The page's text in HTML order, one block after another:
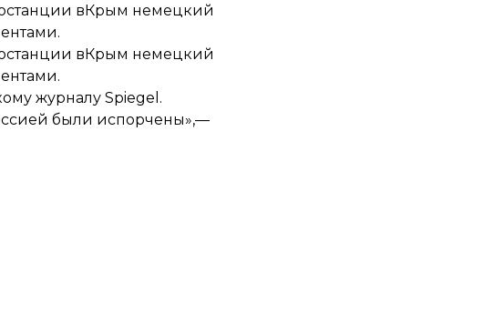
вКрым немецкий
вКрым немецкий
журналу Spiegel.
были испорчены»,—